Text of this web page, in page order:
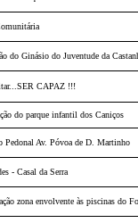
do Ginásio do Juventude da
CAPAZ !!!
do parque infantil dos Caniços
Pedonal Av. Póvoa de D. Martinho
- Casal da Serra
zona envolvente às piscinas do